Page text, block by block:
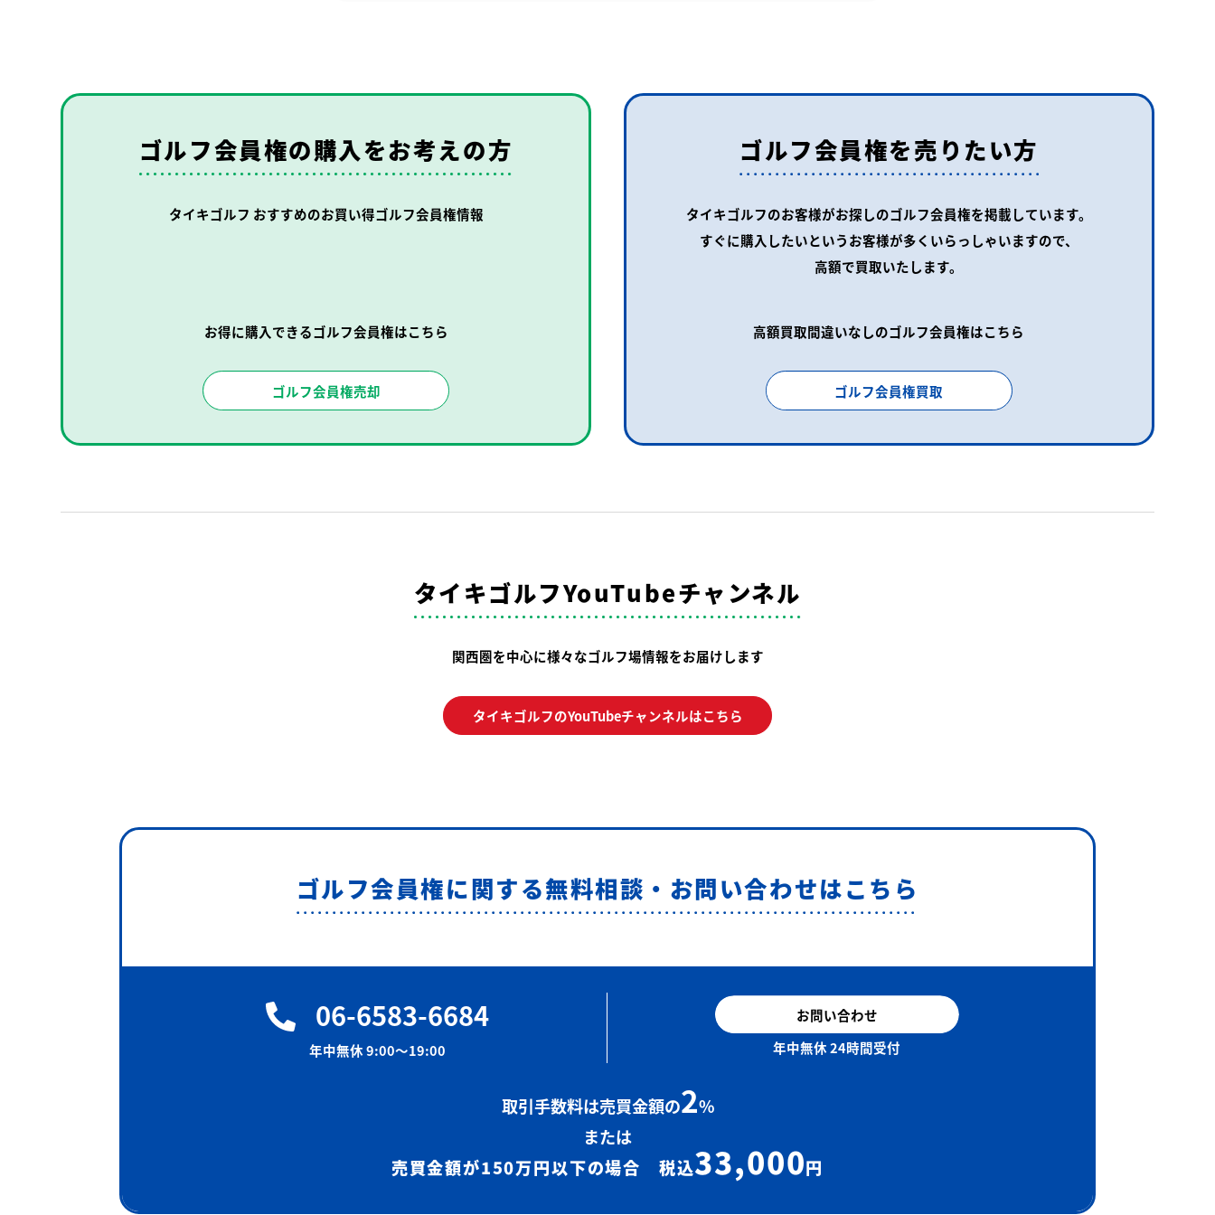
ゴルフ会員権の購入をお考えの方
タイキゴルフ おすすめのお買い得ゴルフ会員権情報
お得に購入できるゴルフ会員権はこちら
ゴルフ会員権売却
ゴルフ会員権を売りたい方
タイキゴルフのお客様がお探しのゴルフ会員権を掲載しています。
すぐに購入したいというお客様が多くいらっしゃいますので、
高額で買取いたします。
高額買取間違いなしのゴルフ会員権はこちら
ゴルフ会員権買取
タイキゴルフYouTubeチャンネル
関西圏を中心に様々なゴルフ場情報をお届けします
タイキゴルフのYouTubeチャンネルはこちら
ゴルフ会員権に関する無料相談・お問い合わせはこちら
06-6583-6684
年中無休 9:00〜19:00
お問い合わせ
年中無休 24時間受付
取引手数料は売買金額の2%
または
売買金額が150万円以下の場合 税込33,000円